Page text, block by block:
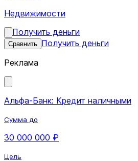
Недвижимости
Получить деньги
Сравнить Получить деньги
Реклама
Альфа-Банк: Кредит наличными
Сумма до
30 000 000 ₽
Цель